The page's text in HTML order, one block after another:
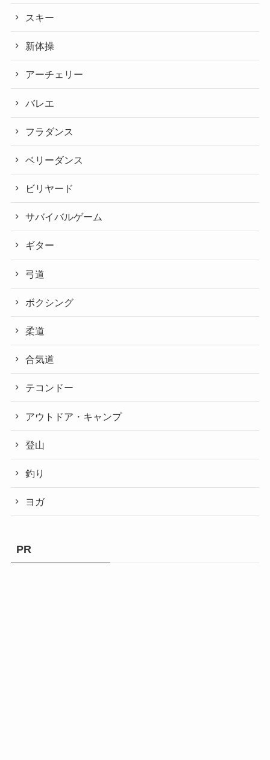
スキー
新体操
アーチェリー
バレエ
フラダンス
ベリーダンス
ビリヤード
サバイバルゲーム
ギター
弓道
ボクシング
柔道
合気道
テコンドー
アウトドア・キャンプ
登山
釣り
ヨガ
PR